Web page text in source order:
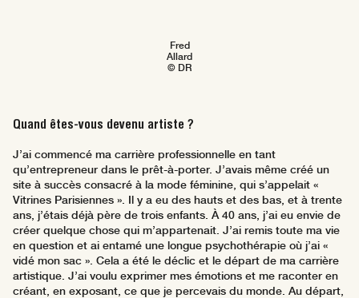
Fred
Allard
© DR
Quand êtes-vous devenu artiste ?
J’ai commencé ma carrière professionnelle en tant
qu’entrepreneur dans le prêt-à-porter. J’avais même créé un
site à succès consacré à la mode féminine, qui s’appelait «
Vitrines Parisiennes ». Il y a eu des hauts et des bas, et à trente
ans, j’étais déjà père de trois enfants. À 40 ans, j’ai eu envie de
créer quelque chose qui m’appartenait. J’ai remis toute ma vie
en question et ai entamé une longue psychothérapie où j’ai «
vidé mon sac ». Cela a été le déclic et le départ de ma carrière
artistique. J’ai voulu exprimer mes émotions et me raconter en
créant, en exposant, ce que je percevais du monde. Au départ,